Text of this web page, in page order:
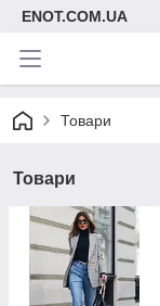
ENOT.COM.UA
Товари
Товари